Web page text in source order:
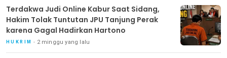
Terdakwa Judi Online Kabur Saat Sidang,
Hakim Tolak Tuntutan JPU Tanjung Perak
karena Gagal Hadirkan Hartono
HUKRIM 2 minggu yang lalu